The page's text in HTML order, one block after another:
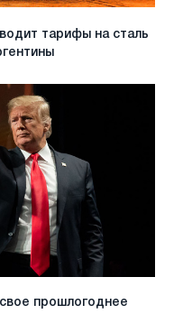
тарифы на сталь
прошлогоднее